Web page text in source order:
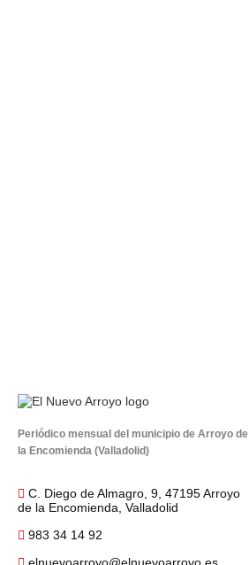
Periódico mensual del municipio de Arroyo de
la Encomienda (Valladolid)
C. Diego de Almagro, 9, 47195 Arroyo
de la Encomienda, Valladolid
983 34 14 92